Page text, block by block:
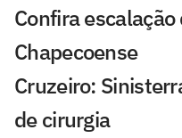
Confira
Chapecoense
Cruzeiro:
de cirurgia